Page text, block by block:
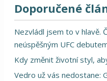
Doporučené
Nezvládl jsem to v hlavě.
neúspěšným UFC
Kdy změnit životní styl,
Vedro už vás nedostane: